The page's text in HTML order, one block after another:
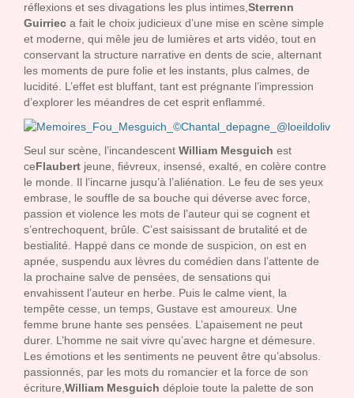
réflexions et ses divagations les plus intimes, Sterrenn
Guirriec a fait le choix judicieux d’une mise en scène simple
et moderne, qui mêle jeu de lumières et arts vidéo, tout en
conservant la structure narrative en dents de scie, alternant
les moments de pure folie et les instants, plus calmes, de
lucidité. L’effet est bluffant, tant est prégnante l’impression
d’explorer les méandres de cet esprit enflammé.
Seul sur scène, l’incandescent William Mesguich est
ceFlaubert jeune, fiévreux, insensé, exalté, en colère contre
le monde. Il l’incarne jusqu’à l’aliénation. Le feu de ses yeux
embrase, le souffle de sa bouche qui déverse avec force,
passion et violence les mots de l’auteur qui se cognent et
s’entrechoquent, brûle. C’est saisissant de brutalité et de
bestialité. Happé dans ce monde de suspicion, on est en
apnée, suspendu aux lèvres du comédien dans l’attente de
la prochaine salve de pensées, de sensations qui
envahissent l’auteur en herbe. Puis le calme vient, la
tempête cesse, un temps, Gustave est amoureux. Une
femme brune hante ses pensées. L’apaisement ne peut
durer. L’homme ne sait vivre qu’avec hargne et démesure.
Les émotions et les sentiments ne peuvent être qu’absolus.
passionnés, par les mots du romancier et la force de son
écriture,William Mesguich déploie toute la palette de son